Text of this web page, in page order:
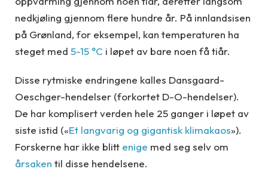
nedkjøling gjennom flere hundre år. På innlandsisen
på Grønland, for eksempel, kan temperaturen ha
steget med 5-15 °C i løpet av bare noen få tiår.
Disse rytmiske endringene kalles Dansgaard-
Oeschger-hendelser (forkortet D-O-hendelser).
De har komplisert verden hele 25 ganger i løpet av
siste istid («Et langvarig og gigantisk klimakaos»).
Forskerne har ikke blitt enige med seg selv om
årsaken til disse hendelsene.